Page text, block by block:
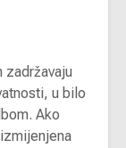
zadržavaju
u bilo
Ako